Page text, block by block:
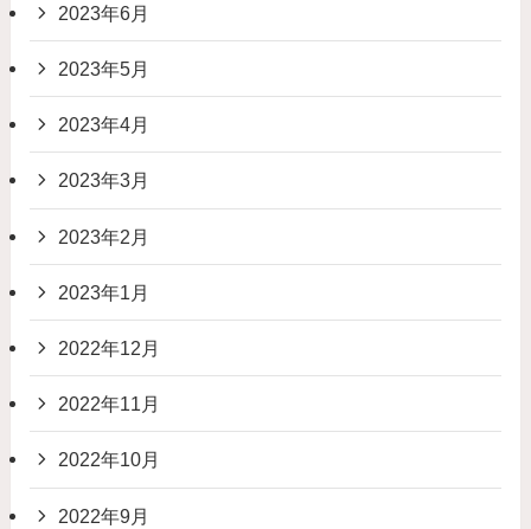
2023年6月
2023年5月
2023年4月
2023年3月
2023年2月
2023年1月
2022年12月
2022年11月
2022年10月
2022年9月